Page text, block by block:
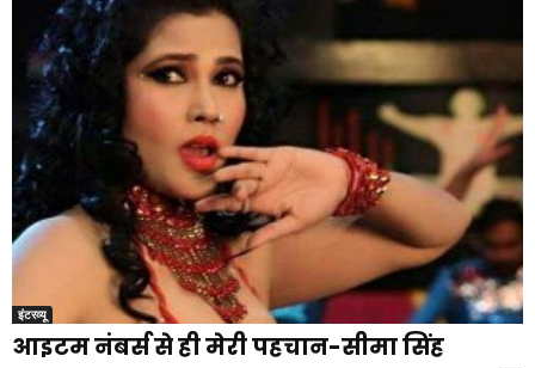
इंटरव्यू
आइटम नंबर्स से ही मेरी पहचान-सीमा सिंह